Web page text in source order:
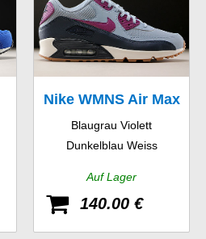
Nike WMNS Air Max
90 Essential
Blaugrau Violett
Dunkelblau Weiss
Auf Lager
140.00 €